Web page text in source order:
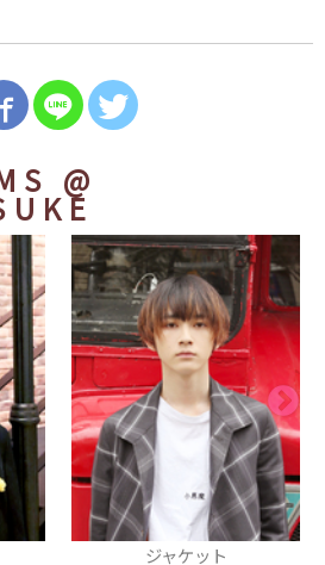
@
ジャケット